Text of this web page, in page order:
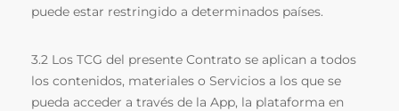
puede estar restringido a determinados países.
3.2 Los TCG del presente Contrato se aplican a todos
los contenidos, materiales o Servicios a los que se
pueda acceder a través de la App, la plataforma en